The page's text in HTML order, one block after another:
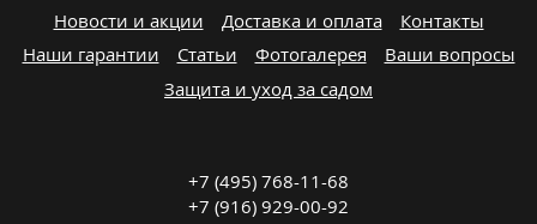
Новости и акции
Доставка и оплата
Контакты
Наши гарантии
Статьи Фотогалерея
Ваши вопросы
Защита и уход за садом
+7 (495) 768-11-68
+7 (916) 929-00-92